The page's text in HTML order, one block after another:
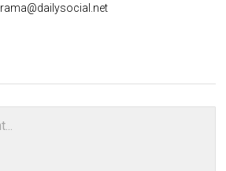
rama@dailysocial.net